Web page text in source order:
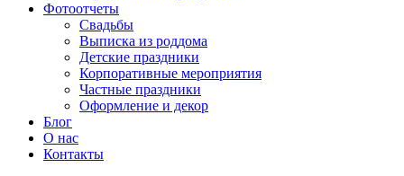
Фотоотчеты
Cвадьбы
Выписка из роддома
Детские праздники
Корпоративные мероприятия
Частные праздники
Оформление и декор
Блог
О нас
Контакты